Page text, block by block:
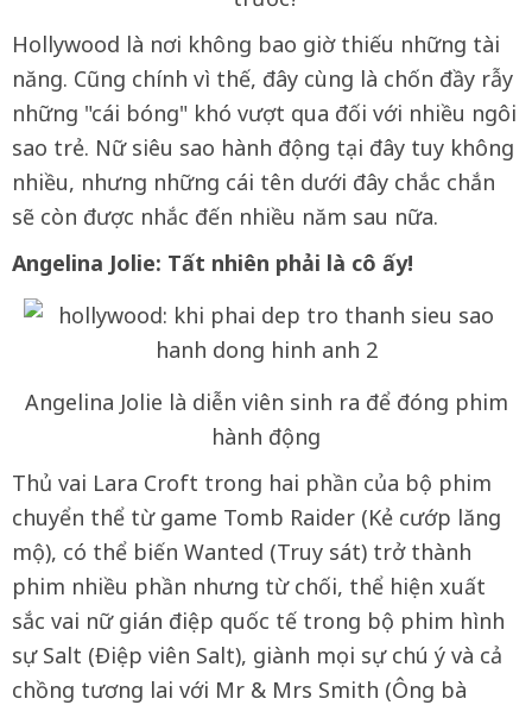
Hollywood là nơi không bao giờ thiếu những tài
năng. Cũng chính vì thế, đây cùng là chốn đầy rẫy
những "cái bóng" khó vượt qua đối với nhiều ngôi
sao trẻ. Nữ siêu sao hành động tại đây tuy không
nhiều, nhưng những cái tên dưới đây chắc chắn
sẽ còn được nhắc đến nhiều năm sau nữa.
Angelina Jolie: Tất nhiên phải là cô ấy!
Angelina Jolie là diễn viên sinh ra để đóng phim
hành động
Thủ vai Lara Croft trong hai phần của bộ phim
chuyển thể từ game Tomb Raider (Kẻ cướp lăng
mộ), có thể biến Wanted (Truy sát) trở thành
phim nhiều phần nhưng từ chối, thể hiện xuất
sắc vai nữ gián điệp quốc tế trong bộ phim hình
sự Salt (Điệp viên Salt), giành mọi sự chú ý và cả
chồng tương lai với Mr & Mrs Smith (Ông bà